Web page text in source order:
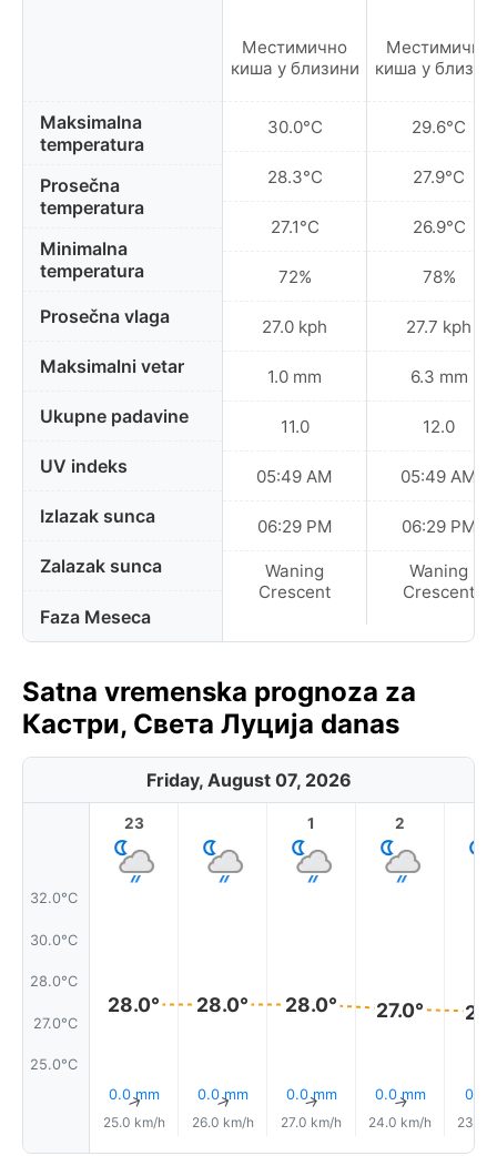
Maksimalna
temperatura
Prosečna
temperatura
Minimalna
temperatura
Prosečna vlaga
Maksimalni vetar
Ukupne padavine
UV indeks
Izlazak sunca
Zalazak sunca
Faza Meseca
Местимично
киша у близини
30.0°C
28.3°C
27.1°C
72%
27.0 kph
1.0 mm
11.0
05:49 AM
06:29 PM
Waning
Crescent
Местимично
киша у
29.6°C
27.9°C
26.9°C
78%
27.7 kph
6.3 mm
12.0
05:49 AM
06:29 PM
Waning
Crescent
Satna vremenska prognoza za
Кастри, Света Луција danas
Friday, August 07, 2026
32.0°C
30.0°C
28.0°C
27.0°C
25.0°C
23
28.0°
0.0 mm
↑
25.0 km/h
28.0°
0.0 mm
↑
26.0 km/h
1
28.0°
0.0 mm
↑
27.0 km/h
2
27.0°
0.0 mm
↑
24.0 km/h
0.1
23.0